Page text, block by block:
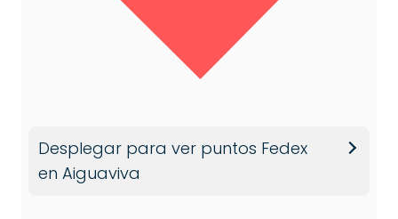
Desplegar para ver puntos Fedex
en Aiguaviva